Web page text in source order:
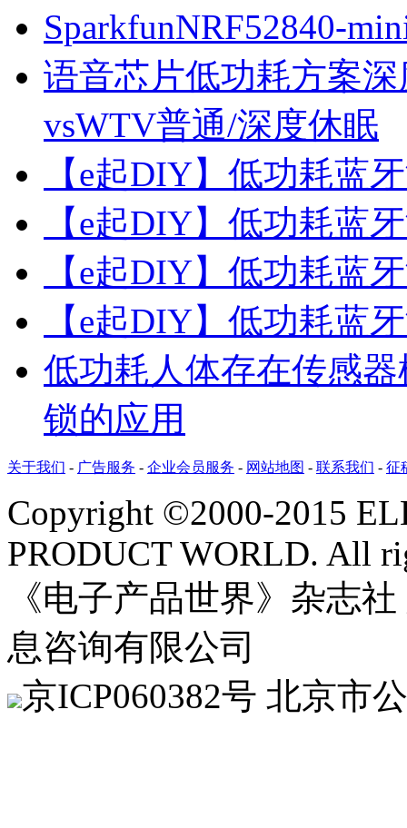
SparkfunNRF52840-
语音芯片低功耗方案
vsWTV普通/深度休眠
【e起DIY】低功耗蓝
【e起DIY】低功耗蓝
【e起DIY】低功耗蓝
【e起DIY】低功耗蓝
低功耗人体存在传感
锁的应用
关于我们 - 广告服务 - 企业会员服务 - 网站地图 - 联系我们 - 征
Copyright ©2000-2015
PRODUCT WORLD. All
《电子产品世界》杂志
息咨询有限公司
京ICP060382号 北京市